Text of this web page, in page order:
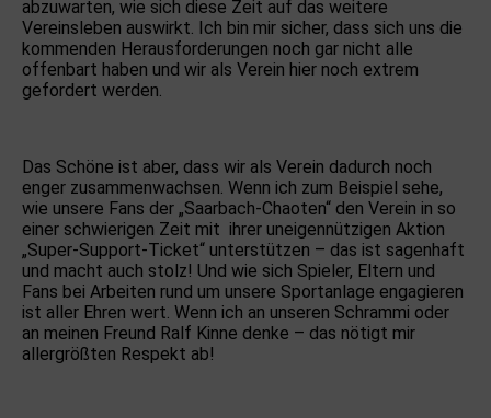
abzuwarten, wie sich diese Zeit auf das weitere
Vereinsleben auswirkt. Ich bin mir sicher, dass sich uns die
kommenden Herausforderungen noch gar nicht alle
offenbart haben und wir als Verein hier noch extrem
gefordert werden.
Das Schöne ist aber, dass wir als Verein dadurch noch
enger zusammenwachsen. Wenn ich zum Beispiel sehe,
wie unsere Fans der „Saarbach-Chaoten“ den Verein in so
einer schwierigen Zeit mit ihrer uneigennützigen Aktion
„Super-Support-Ticket“ unterstützen – das ist sagenhaft
und macht auch stolz! Und wie sich Spieler, Eltern und
Fans bei Arbeiten rund um unsere Sportanlage engagieren
ist aller Ehren wert. Wenn ich an unseren Schrammi oder
an meinen Freund Ralf Kinne denke – das nötigt mir
allergrößten Respekt ab!